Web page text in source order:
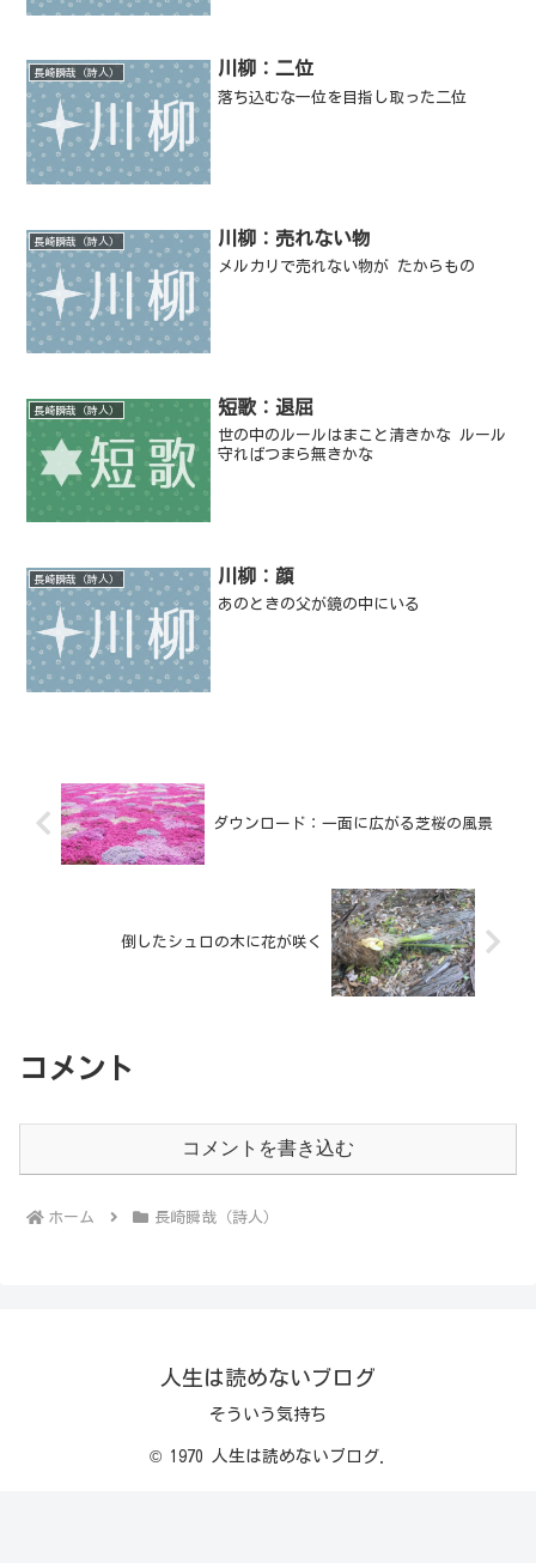
長崎瞬哉（詩人） 川柳：二位
落ち込むな一位を目指し取った二位
長崎瞬哉（詩人） 川柳：売れない物
メルカリで売れない物が たからもの
長崎瞬哉（詩人） 短歌：退屈
世の中のルールはまこと清きかな ルール
守ればつまら無きかな
長崎瞬哉（詩人） 川柳：顔
あのときの父が鏡の中にいる
ダウンロード：一面に広がる芝桜の風景
倒したシュロの木に花が咲く
コメント
コメントを書き込む
ホーム 長崎瞬哉（詩人）
人生は読めないブログ
そういう気持ち
© 1970 人生は読めないブログ.